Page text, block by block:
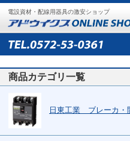
電設資材・配線用器具の激安ショップ
商品カテゴリ一覧
日東工業 ブレーカ・